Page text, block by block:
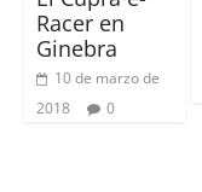
Racer en
Ginebra
10 de marzo de
2018
0